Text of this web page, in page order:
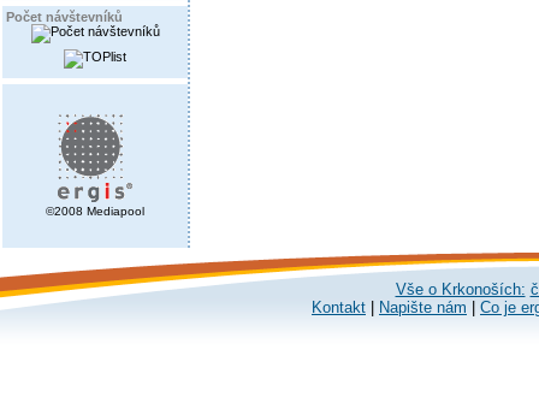
Počet návštevníků
©2008 Mediapool
Vše o Krkonoších:
Kontakt
Napište nám Co je